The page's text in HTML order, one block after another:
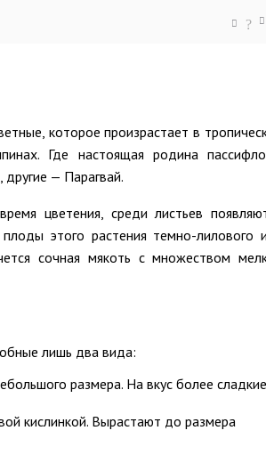
?
которое произрастает в
Где настоящая родина
— Парагвай.
цветения, среди листьев
этого растения темно-лилового
сочная мякоть с множеством
лишь два вида:
размера. На вкус более сладкие
кислинкой. Вырастают до размера